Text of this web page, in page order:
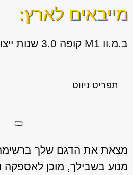
מייבאים לארץ:
ב.מ.וו M1 קופה 3.0 שנות ייצור: 2011, 2012
תפריט ניווט
מצאת את הדגם שלך
מנוע בשבילך, מוכן לאספקה